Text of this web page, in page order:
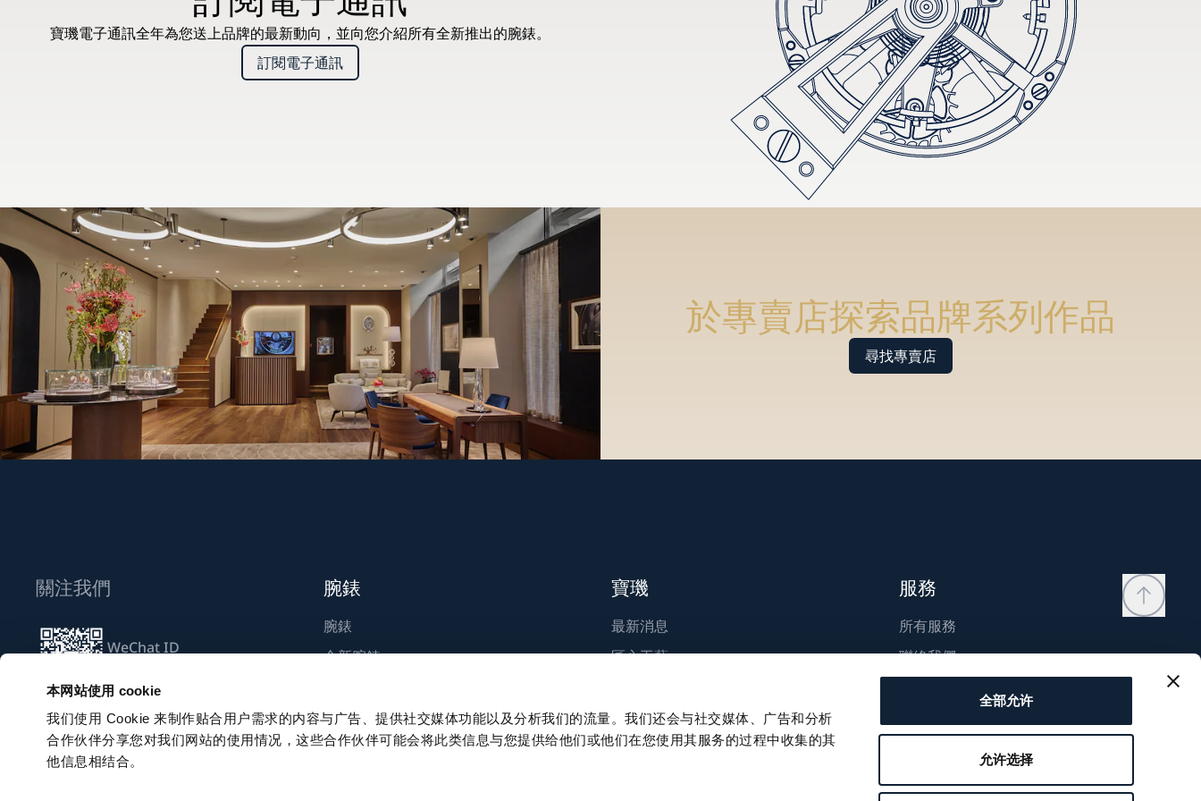
本网站使用 cookie
我们使用 Cookie 来制作贴合用户需求的内容与广告、提供社交媒体功能以及分析我们的流量。我们还会与社交媒体、广告和分析
合作伙伴分享您对我们网站的使用情况，这些合作伙伴可能会将此类信息与您提供给他们或他们在您使用其服务的过程中收集的其
他信息相结合。
全部允许
允许选择
寶璣電子通訊全年為您送上品牌的最新動向，並向您介紹所有全新推出的腕錶。
訂閱電子通訊
於專賣店探索品牌系列作品
尋找專賣店
關注我們
WeChat ID
訂閱電子通訊
腕錶
腕錶
全新腕錶
寶璣
最新消息
匠心工藝
永續發展
職涯發展
服務
所有服務
聯絡我們